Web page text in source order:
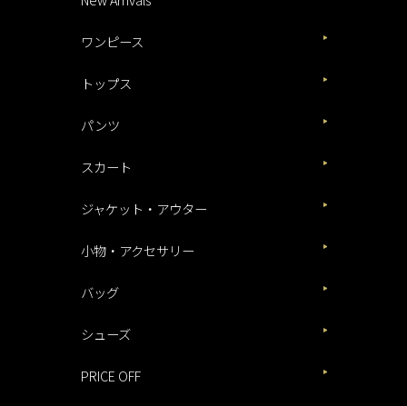
ワンピース
トップス
パンツ
スカート
ジャケット・アウター
小物・アクセサリー
バッグ
シューズ
PRICE OFF